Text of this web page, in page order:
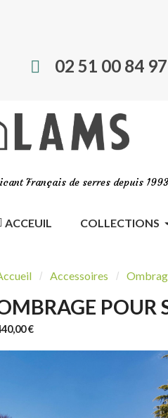
02 51 00 84 97
Français de serres depuis 1993
ACCEUIL COLLECTIONS
Accessoires
POUR
€